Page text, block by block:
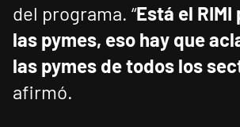
del programa. “Está el
las pymes, eso hay que
las pymes de todos los
afirmó.